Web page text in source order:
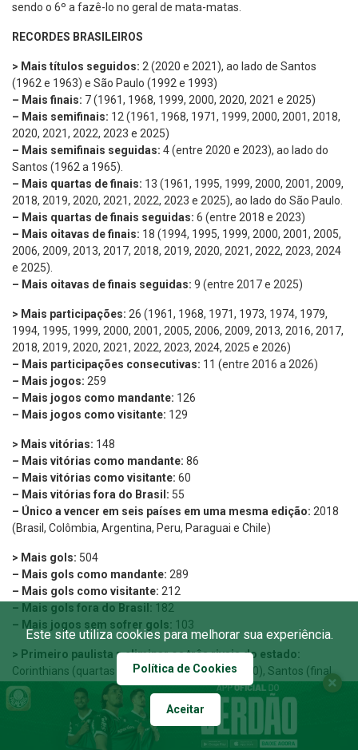
sendo o 6º a fazê-lo no geral de mata-matas.
RECORDES BRASILEIROS
> Mais títulos seguidos: 2 (2020 e 2021), ao lado de Santos
(1962 e 1963) e São Paulo (1992 e 1993)
– Mais finais: 7 (1961, 1968, 1999, 2000, 2020, 2021 e 2025)
– Mais semifinais: 12 (1961, 1968, 1971, 1999, 2000, 2001, 2018,
2020, 2021, 2022, 2023 e 2025)
– Mais semifinais seguidas: 4 (entre 2020 e 2023), ao lado do
Santos (1962 a 1965).
– Mais quartas de finais: 13 (1961, 1995, 1999, 2000, 2001, 2009,
2018, 2019, 2020, 2021, 2022, 2023 e 2025), ao lado do São Paulo.
– Mais quartas de finais seguidas: 6 (entre 2018 e 2023)
– Mais oitavas de finais: 18 (1994, 1995, 1999, 2000, 2001, 2005,
2006, 2009, 2013, 2017, 2018, 2019, 2020, 2021, 2022, 2023, 2024
e 2025).
– Mais oitavas de finais seguidas: 9 (entre 2017 e 2025)
> Mais participações: 26 (1961, 1968, 1971, 1973, 1974, 1979,
1994, 1995, 1999, 2000, 2001, 2005, 2006, 2009, 2013, 2016, 2017,
2018, 2019, 2020, 2021, 2022, 2023, 2024, 2025 e 2026)
– Mais participações consecutivas: 11 (entre 2016 a 2026)
– Mais jogos: 259
– Mais jogos como mandante: 126
– Mais jogos como visitante: 129
> Mais vitórias: 148
– Mais vitórias como mandante: 86
– Mais vitórias como visitante: 60
– Mais vitórias fora do Brasil: 55
– Único a vencer em seis países em uma mesma edição: 2018
(Brasil, Colômbia, Argentina, Peru, Paraguai e Chile)
> Mais gols: 504
– Mais gols como mandante: 289
– Mais gols como visitante: 212
– Mais gols fora do Brasil: 182
– Mais jogos sem sofrer gols: 103
> Primeiro paulista a eliminar os três rivais do estado:
Corinthians (quartas de 1999 e semifinal de 2000), Santos (final
de 2020) e São Paulo (quartas de 2021).
> Único a reverter uma desvantagem de três gols em um mata-
mata de Libertadores:
2025 (0x3 LDU-EQU e 4×0 LDU-EQU).
Este site utiliza cookies para melhorar sua experiência.
Política de Cookies
Aceitar